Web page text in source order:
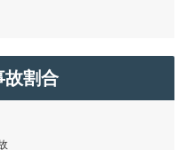
故割合